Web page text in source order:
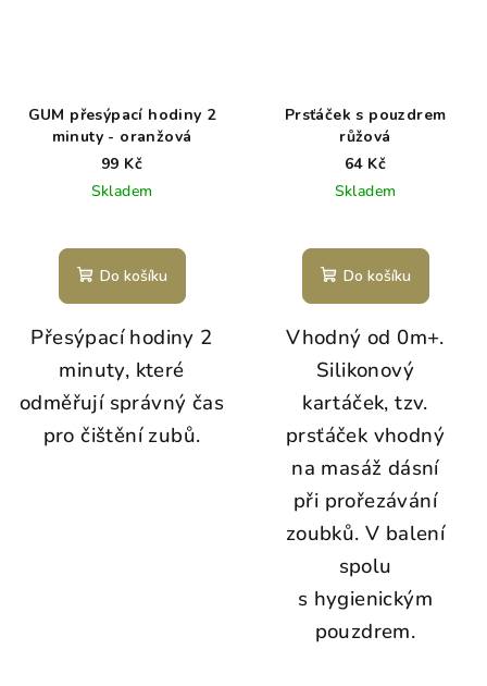
GUM přesýpací hodiny 2
minuty - oranžová
99 Kč
Skladem
Do košíku
Přesýpací hodiny 2
minuty, které
odměřují správný čas
pro čištění zubů.
Prsťáček s pouzdrem
růžová
64 Kč
Skladem
Do košíku
Vhodný od 0m+.
Silikonový
kartáček, tzv.
prsťáček vhodný
na masáž dásní
při prořezávání
zoubků. V balení
spolu
s hygienickým
pouzdrem.